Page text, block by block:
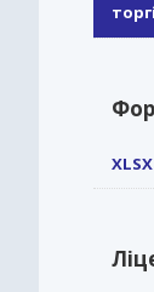
XLSX